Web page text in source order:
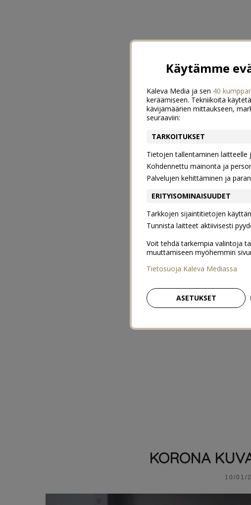
KORONA
10/01/
Käytämme
Kaleva Media ja sen 40
keräämiseen. Tekniikoita
kävijämäärien mittaukseen,
seuraaviin:
TARKOITUKSET
Tietojen tallentaminen
Kohdennettu mainonta ja
Palvelujen kehittäminen ja
ERITYISOMINAISUUDET
Tarkkojen sijaintitietojen
Tunnista laitteet aktiivisesti
Voit tehdä tarkempia valintoja
muuttamiseen myöhemmin
Tietosuoja Kaleva Mediassa
ASETUKSET